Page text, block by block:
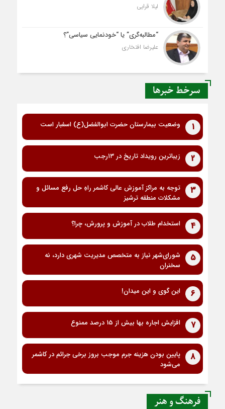
لیلا قرایی
“مطالبه‌گری” یا “خودنمایی سیاسی”؟
علیرضا افتخاری
سرخط خبرها
1 وضعیت بیمارستان حضرت ابوالفضل(ع) اسفبار است
2 زیباترین رویداد تاریخ در ۱۳رجب
3
توجه به مراکز آموزش عالی کاشمر راهِ حل رفع مسائل و
مشکلات منطقه ترشیز
4 استخدام طلاب در آموزش و پرورش، چرا؟
5
شورای‌شهر نیاز به متخصص مدیریت شهری دارد، نه
سخنران
6 این گوی و این میدان!
7 افزایش اجاره بها بیش از 15 درصد ممنوع
8
پایین بودن هزینه جرم موجب بروز برخی جرائم در کاشمر
می‌شود
فرهنگ و هنر